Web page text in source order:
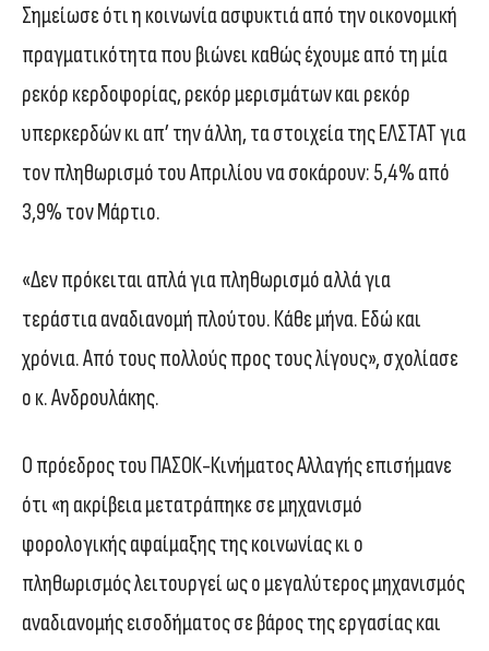
Σημείωσε ότι η κοινωνία ασφυκτιά από την οικονομική
πραγματικότητα που βιώνει καθώς έχουμε από τη μία
ρεκόρ κερδοφορίας, ρεκόρ μερισμάτων και ρεκόρ
υπερκερδών κι απ’ την άλλη, τα στοιχεία της ΕΛΣΤΑΤ για
τον πληθωρισμό του Απριλίου να σοκάρουν: 5,4% από
3,9% τον Μάρτιο.
«Δεν πρόκειται απλά για πληθωρισμό αλλά για
τεράστια αναδιανομή πλούτου. Κάθε μήνα. Εδώ και
χρόνια. Από τους πολλούς προς τους λίγους», σχολίασε
ο κ. Ανδρουλάκης.
Ο πρόεδρος του ΠΑΣΟΚ-Κινήματος Αλλαγής επισήμανε
ότι «η ακρίβεια μετατράπηκε σε μηχανισμό
φορολογικής αφαίμαξης της κοινωνίας κι ο
πληθωρισμός λειτουργεί ως ο μεγαλύτερος μηχανισμός
αναδιανομής εισοδήματος σε βάρος της εργασίας και